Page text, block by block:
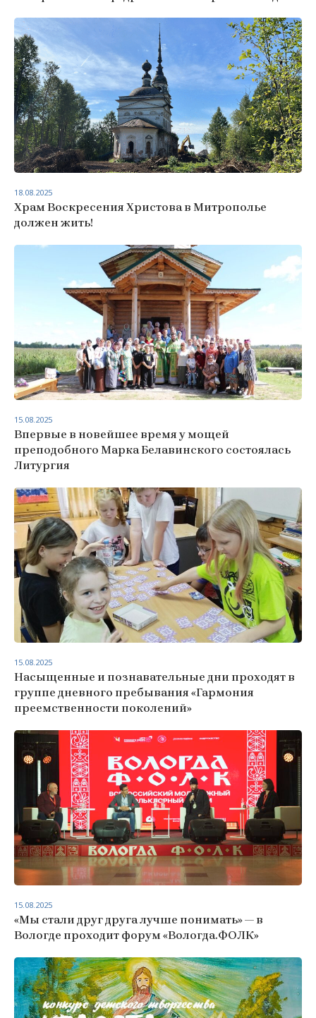
Храм Воскресения Христова в Митрополье
должен жить!
18.08.2025
Впервые в новейшее время у мощей
преподобного Марка Белавинского состоялась
Литургия
15.08.2025
Насыщенные и познавательные дни проходят в
группе дневного пребывания «Гармония
преемственности поколений»
15.08.2025
«Мы стали друг друга лучше понимать» — в
Вологде проходит форум «Вологда.ФОЛК»
15.08.2025